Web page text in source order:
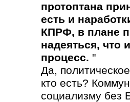
протоптана
есть и
КПРФ, в плане
надеяться, что
процесс. "
Да,
кто есть?
социализму без